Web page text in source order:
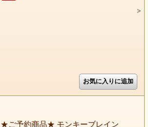
★ご予約商品★ モンキーブレイン